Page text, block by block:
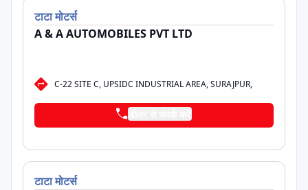
टाटामोटर्स
A & A AUTOMOBILES PVT LTD
C-22 SITE C, UPSIDC INDUSTRIAL AREA, SURAJPUR,
टाटामोटर्स